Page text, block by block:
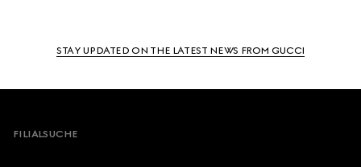
STAY UPDATED ON THE LATEST NEWS FROM GUCCI
FILIALSUCHE